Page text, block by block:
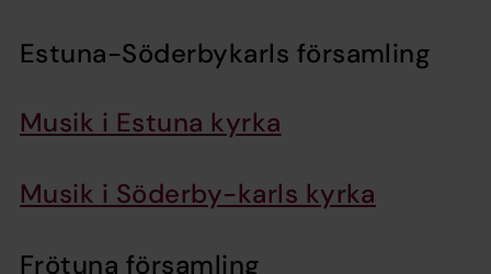
Estuna-Söderbykarls församling
Musik i Estuna kyrka
Musik i Söderby-karls kyrka
Frötuna församling